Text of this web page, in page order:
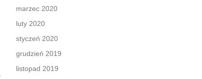
marzec 2020
luty 2020
styczeń 2020
grudzień 2019
listopad 2019